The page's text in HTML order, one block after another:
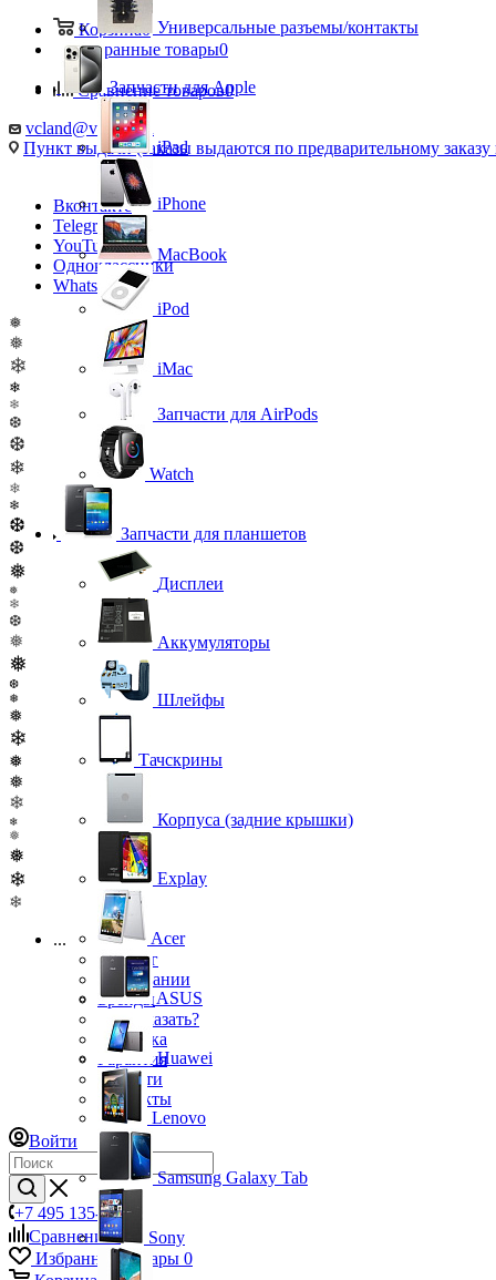
Корзина0
Избранные товары0
Сравнение товаров0
vcland@vcland.ru
Пункт выдачи (заказы выдаются по предварительному заказу
Вконтакте
Telegram
YouTube
Одноклассники
WhatsApp
❅
❅
❄
❄
❄
❆
❆
❄
❄
❄
❆
❆
❅
❅
❄
❆
❅
❅
❆
❅
❅
❄
❅
❅
❄
❄
❅
❅
❄
❄
...
Каталог
О компании
Бренды
Как заказать?
Доставка
Гарантия
Новости
Контакты
Войти
+7 495 135-39-43
Сравнение0
Избранные товары 0
Универсальные разъемы/контакты
Запчасти для Apple
iPad
iPhone
MacBook
iPod
iMac
Запчасти для AirPods
Watch
Запчасти для планшетов
Дисплеи
Аккумуляторы
Шлейфы
Тачскрины
Корпуса (задние крышки)
Explay
Acer
ASUS
Huawei
Lenovo
Samsung Galaxy Tab
Sony